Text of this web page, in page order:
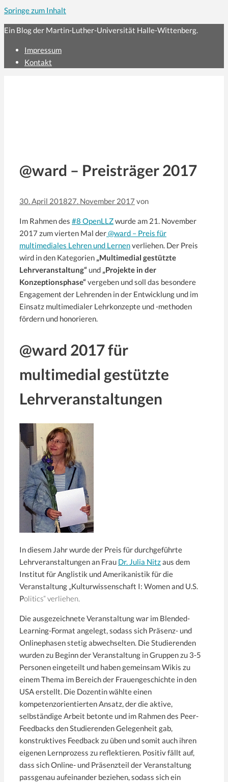
Springe zum Inhalt
Ein Blog der Martin-Luther-Universität Halle-Wittenberg.
Impressum
Kontakt
@ward – Preisträger 2017
30. April 201827. November 2017 von
Im Rahmen des #8 OpenLLZwurde am 21. November
2017 zum vierten Mal der@ward – Preis für
multimediales Lehren und Lernenverliehen. Der Preis
wird in den Kategorien „Multimedial gestützte
Lehrveranstaltung“ und „Projekte in der
Konzeptionsphase“vergeben und soll das besondere
Engagement der Lehrenden in der Entwicklung und im
Einsatz multimedialer Lehrkonzepte und -methoden
fördern und honorieren.
@ward 2017 für
multimedial gestützte
Lehrveranstaltungen
In diesem Jahr wurde der Preis für durchgeführte
Lehrveranstaltungen an Frau Dr. Julia Nitzaus dem
Institut für Anglistik und Amerikanistik für die
Veranstaltung „Kulturwissenschaft I: Women and U.S.
Politics“ verliehen.
Die ausgezeichnete Veranstaltung war im Blended-
Learning-Format angelegt, sodass sich Präsenz- und
Onlinephasen stetig abwechselten. Die Studierenden
wurden zu Beginn der Veranstaltung in Gruppen zu 3-5
Personen eingeteilt und haben gemeinsam Wikis zu
einem Thema im Bereich der Frauengeschichte in den
USA erstellt. Die Dozentin wählte einen
kompetenzorientierten Ansatz, der die aktive,
selbständige Arbeit betonte und im Rahmen des Peer-
Feedbacks den Studierenden Gelegenheit gab,
konstruktives Feedback zu üben und somit auch ihren
eigenen Lernprozess zu reflektieren. Positiv fällt auf,
dass sich Online- und Präsenzteil der Veranstaltung
passgenau aufeinander beziehen, sodass sich ein